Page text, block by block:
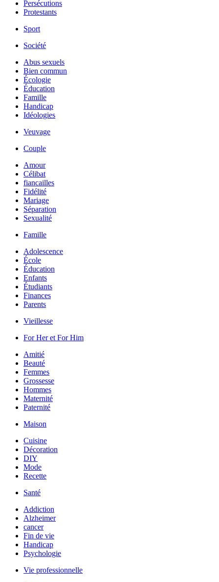
Persécutions
Protestants
Sport
Société
Abus sexuels
Bien commun
Écologie
Éducation
Famille
Handicap
Idéologies
Veuvage
Couple
Amour
Célibat
fiancailles
Fidélité
Mariage
Séparation
Sexualité
Famille
Adolescence
École
Éducation
Enfants
Étudiants
Finances
Parents
Vieillesse
For Her et For Him
Amitié
Beauté
Femmes
Grossesse
Hommes
Maternité
Paternité
Maison
Cuisine
Décoration
DIY
Mode
Recette
Santé
Addiction
Alzheimer
cancer
Fin de vie
Handicap
Psychologie
Vie professionnelle